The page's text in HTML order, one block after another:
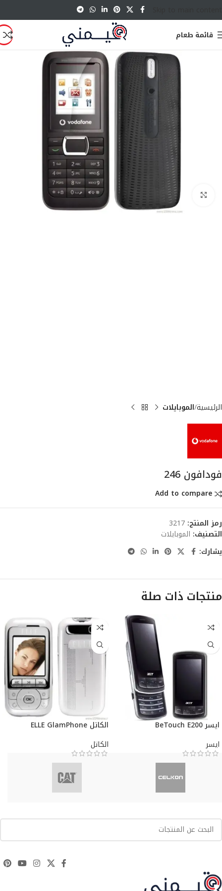
قائمة طعام
انقر للتكبير
الرئيسية الموبايلات
فودافون 246
Add to compare
رمز المنتج: 3217
التصنيف: الموبايلات
يشارك:
منتجات ذات صلة
ايسر BeTouch E200
ايسر
الكاتل ELLE GlamPhone
الكاتل